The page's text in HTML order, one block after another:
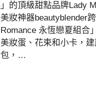
」的頂級甜點品牌Lady
妝神器beautyblender跨
永恆戀夏組合
妝蛋、花束和小卡，建
包，…